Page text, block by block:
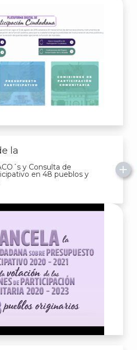
la
y Consulta de
en 48 pueblos y